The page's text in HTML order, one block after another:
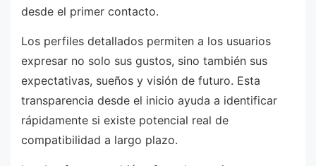
desde el primer contacto.
Los perfiles detallados permiten a los usuarios
expresar no solo sus gustos, sino también sus
expectativas, sueños y visión de futuro. Esta
transparencia desde el inicio ayuda a identificar
rápidamente si existe potencial real de
compatibilidad a largo plazo.